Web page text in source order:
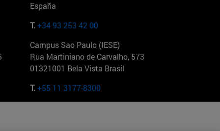
España
T.+34 93 253 42 00
Campus Sao Paulo (IESE)
Rua Martiniano de Carvalho, 573
01321001 Bela Vista Brasil
T.+55 11 3177-8300